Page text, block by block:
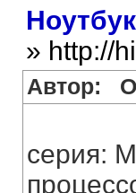
» http://
Автор:
серия: